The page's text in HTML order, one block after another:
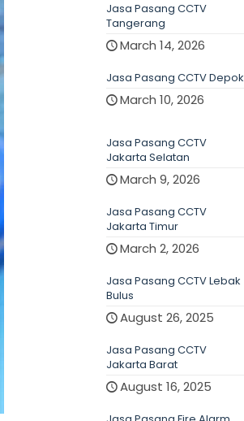
Jasa Pasang CCTV
Tangerang
March 14, 2026
Jasa Pasang CCTV Depok
March 10, 2026
Jasa Pasang CCTV
Jakarta Selatan
March 9, 2026
Jasa Pasang CCTV
Jakarta Timur
March 2, 2026
Jasa Pasang CCTV Lebak
Bulus
August 26, 2025
Jasa Pasang CCTV
Jakarta Barat
August 16, 2025